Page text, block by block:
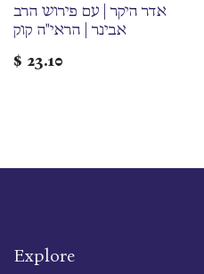
אדר היקר | עם פירוש הרב
אבינר | הראי"ה קוק
$ 23.10
Explore